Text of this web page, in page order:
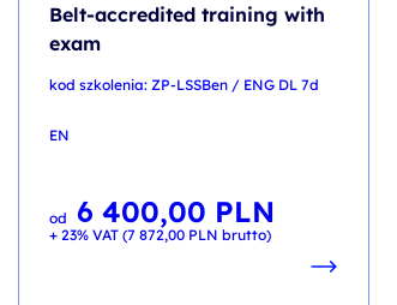
Belt-accredited training with
exam
kod szkolenia: ZP-LSSBen / ENG DL 7d
EN
od 6 400,00 PLN
+ 23% VAT (7 872,00 PLN brutto)